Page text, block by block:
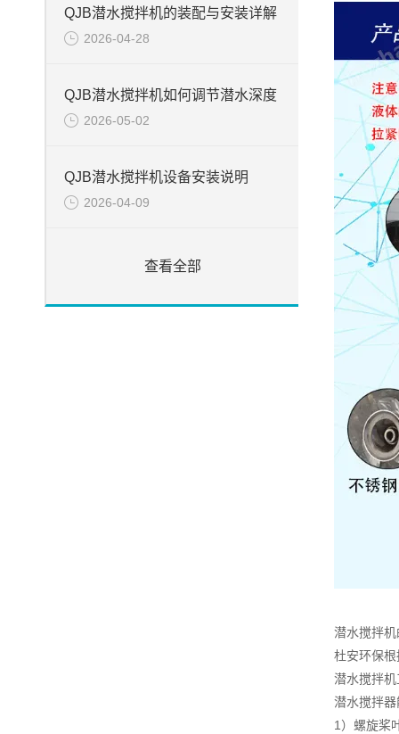
QJB潜水搅拌机的装配与安装详解
2026-04-28
QJB潜水搅拌机如何调节潜水深度
2026-05-02
QJB潜水搅拌机设备安装说明
2026-04-09
查看全部
潜水搅拌
杜安环保
潜水搅拌
潜水搅拌
1）螺旋桨